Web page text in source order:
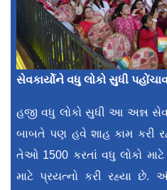
સેવકાર્યોને વધુ લોકો સુધી
હજી વધુ લોકો સુધી આ અન્ન
બાબતે પણ હવે શાહ કામ કરી
તેઓ 1500 કરતાં વધુ લોકો
માટે પ્રયત્નો કરી રહ્યા છે.